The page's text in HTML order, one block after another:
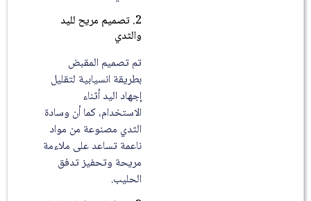
2. تصميم مريح لليد
والثدي
تم تصميم المقبض
بطريقة انسيابية لتقليل
إجهاد اليد أثناء
الاستخدام، كما أن وسادة
الثدي مصنوعة من مواد
ناعمة تساعد على ملاءمة
مريحة وتحفيز تدفق
الحليب.